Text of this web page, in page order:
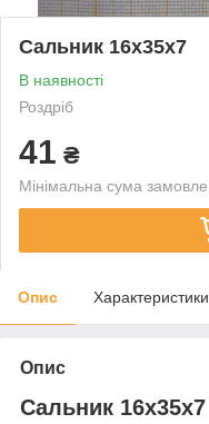
Сальник 16х35х7
В наявності
Роздріб
41 ₴
Мінімальна сума
Опис Характеристики
Опис
Сальник 16х35х7